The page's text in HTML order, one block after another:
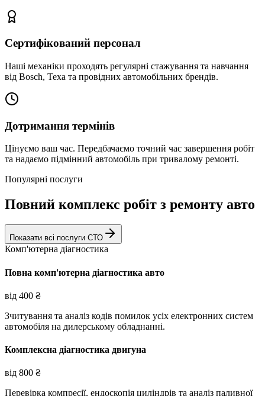
Сертифікований персонал
Наші механіки проходять регулярні стажування та навчання
від Bosch, Texa та провідних автомобільних брендів.
Дотримання термінів
Цінуємо ваш час. Передбачаємо точний час завершення робіт
та надаємо підмінний автомобіль при тривалому ремонті.
Популярні послуги
Повний комплекс робіт з ремонту авто
Показати всі послуги СТО
Комп'ютерна діагностика
Повна комп'ютерна діагностика авто
від 400 ₴
Зчитування та аналіз кодів помилок усіх електронних систем
автомобіля на дилерському обладнанні.
Комплексна діагностика двигуна
від 800 ₴
Перевірка компресії, ендоскопія циліндрів та аналіз паливної